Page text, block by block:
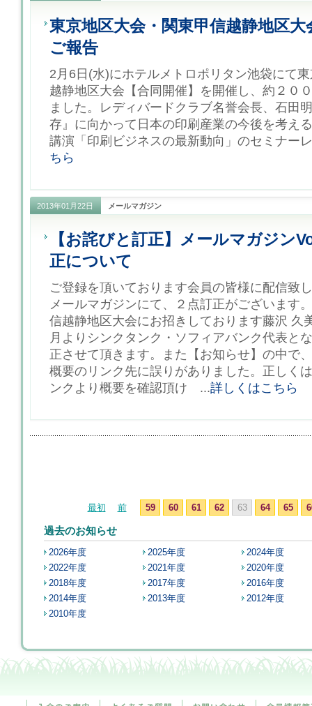
東京地区大会・関東甲信越静地区
ご報告
2月6日(水)にホテルメトロポリタン池袋にて
越静地区大会【合同開催】を開催し、約２０
ました。レディバードクラブ名誉会長、石田
存』に向かって日本の印刷産業の今後を考え
講演「印刷ビジネスの最新動向」のセミナー
ちら
2013年01月22日 メールマガジン
【お詫びと訂正】メールマガジン
正について
ご登録を頂いております会員の皆様に配信致
メールマガジンにて、２点訂正がございます
信越静地区大会にお招きしております藤沢 久
月よりシンクタンク・ソフィアバンク代表と
正させて頂きます。また【お知らせ】の中で
概要のリンク先に誤りがありました。正しく
ンクより概要を確認頂け ...詳しくはこちら
最初 前 59 60 61 62 63 64 65
過去のお知らせ
2026年度 2025年度
2024年度
2022年度
2021年度
2020年度
2018年度
2017年度
2016年度
2014年度
2013年度
2012年度
2010年度